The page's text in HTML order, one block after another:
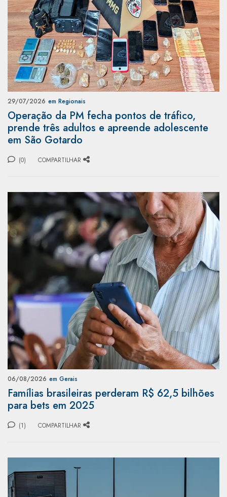
29/07/2026 em Regionais
Operação da PM fecha pontos de tráfico,
prende três adultos e apreende adolescente
em São Gotardo
(0) COMPARTILHAR
06/08/2026 em Gerais
Famílias brasileiras perderam R$ 62,5 bilhões
para bets em 2025
(1) COMPARTILHAR